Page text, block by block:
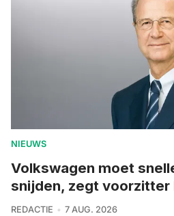
NIEUWS
Volkswagen moet
snijden, zegt voorzitter
REDACTIE 7 AUG. 2026